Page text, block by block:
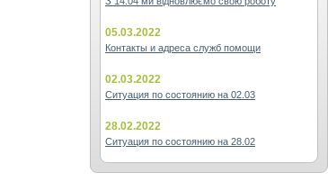
05.03.2022
Контакты и адреса служб помощи
02.03.2022
Ситуация по состоянию на 02.03
28.02.2022
Ситуация по состоянию на 28.02